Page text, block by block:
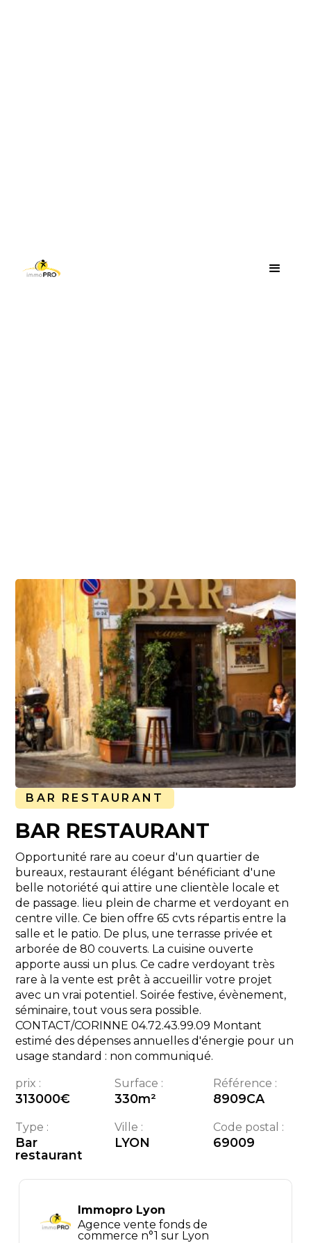
BAR RESTAURANT
BAR RESTAURANT
Opportunité rare au coeur d'un quartier de
bureaux, restaurant élégant bénéficiant d'une
belle notoriété qui attire une clientèle locale et
de passage. lieu plein de charme et verdoyant en
centre ville. Ce bien offre 65 cvts répartis entre la
salle et le patio. De plus, une terrasse privée et
arborée de 80 couverts. La cuisine ouverte
apporte aussi un plus. Ce cadre verdoyant très
rare à la vente est prêt à accueillir votre projet
avec un vrai potentiel. Soirée festive, évènement,
séminaire, tout vous sera possible.
CONTACT/CORINNE 04.72.43.99.09 Montant
estimé des dépenses annuelles d'énergie pour un
usage standard : non communiqué.
prix :
313000€
Surface :
330m²
Référence :
8909CA
Type :
Bar
restaurant
Ville :
LYON
Code postal :
69009
Immopro Lyon
Agence vente fonds de
commerce n°1 sur Lyon